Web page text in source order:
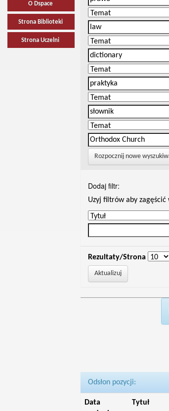
O Dspace
Strona Biblioteki
Strona Uczelni
Rozpocznij nowe
Dodaj filtr:
Uzyj filtrów aby zagęścić
Rezultaty/Strona
Odsłon pozycji:
Data
Tytuł